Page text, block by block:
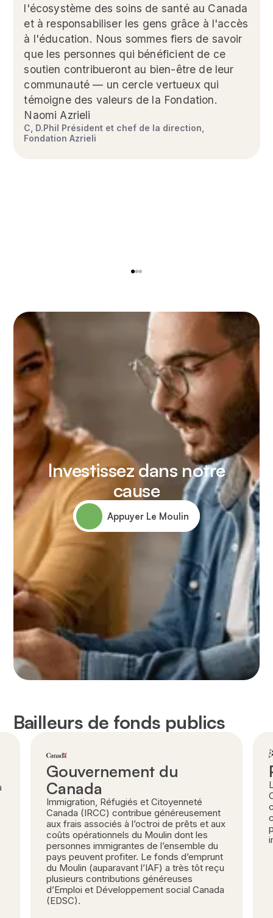
l'écosystème des soins de santé au Canada
et à responsabiliser les gens grâce à l'accès
à l'éducation. Nous sommes fiers de savoir
que les personnes qui bénéficient de ce
soutien contribueront au bien-être de leur
communauté — un cercle vertueux qui
témoigne des valeurs de la Fondation.
Naomi Azrieli
C, D.Phil Président et chef de la direction,
Fondation Azrieli
12
Investissez dans notre
cause
Appuyer Le Moulin
Bailleurs de fonds publics
Gouvernement du
Canada
Immigration, Réfugiés et Citoyenneté
Canada (IRCC) contribue généreusement
aux frais associés à l’octroi de prêts et aux
coûts opérationnels du Moulin dont les
personnes immigrantes de l’ensemble du
pays peuvent profiter. Le fonds d’emprunt
du Moulin (auparavant l’IAF) a très tôt reçu
plusieurs contributions généreuses
d’Emploi et Développement social Canada
(EDSC).